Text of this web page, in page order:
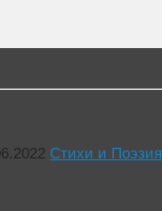
Стихи и Поэзия